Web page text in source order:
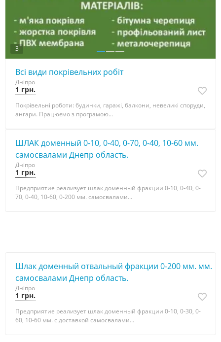
3
Всі види покрівельних робіт
Дніпро
1 грн.
Покрівельні роботи: будинки, гаражі, балкони, невеликі споруди,
ангари. Працюємо з програмою...
ШЛАК доменный 0-10, 0-40, 0-70, 0-40, 10-60 мм.
самосвалами Днепр область.
Дніпро
1 грн.
Предприятие реализует шлак доменный фракции 0-10, 0-40, 0-
70, 0-40, 10-60, 0-200 мм. самосвалами...
Шлак доменный отвальный фракции 0-200 мм. мм.
самосвалами Днепр область.
Дніпро
1 грн.
Предприятие реализует шлак доменный фракции 0-10, 0-30, 0-
60, 10-60 мм. с доставкой самосвалами...